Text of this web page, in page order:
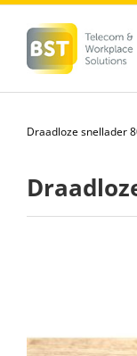
inhoud
Draadloze snellader